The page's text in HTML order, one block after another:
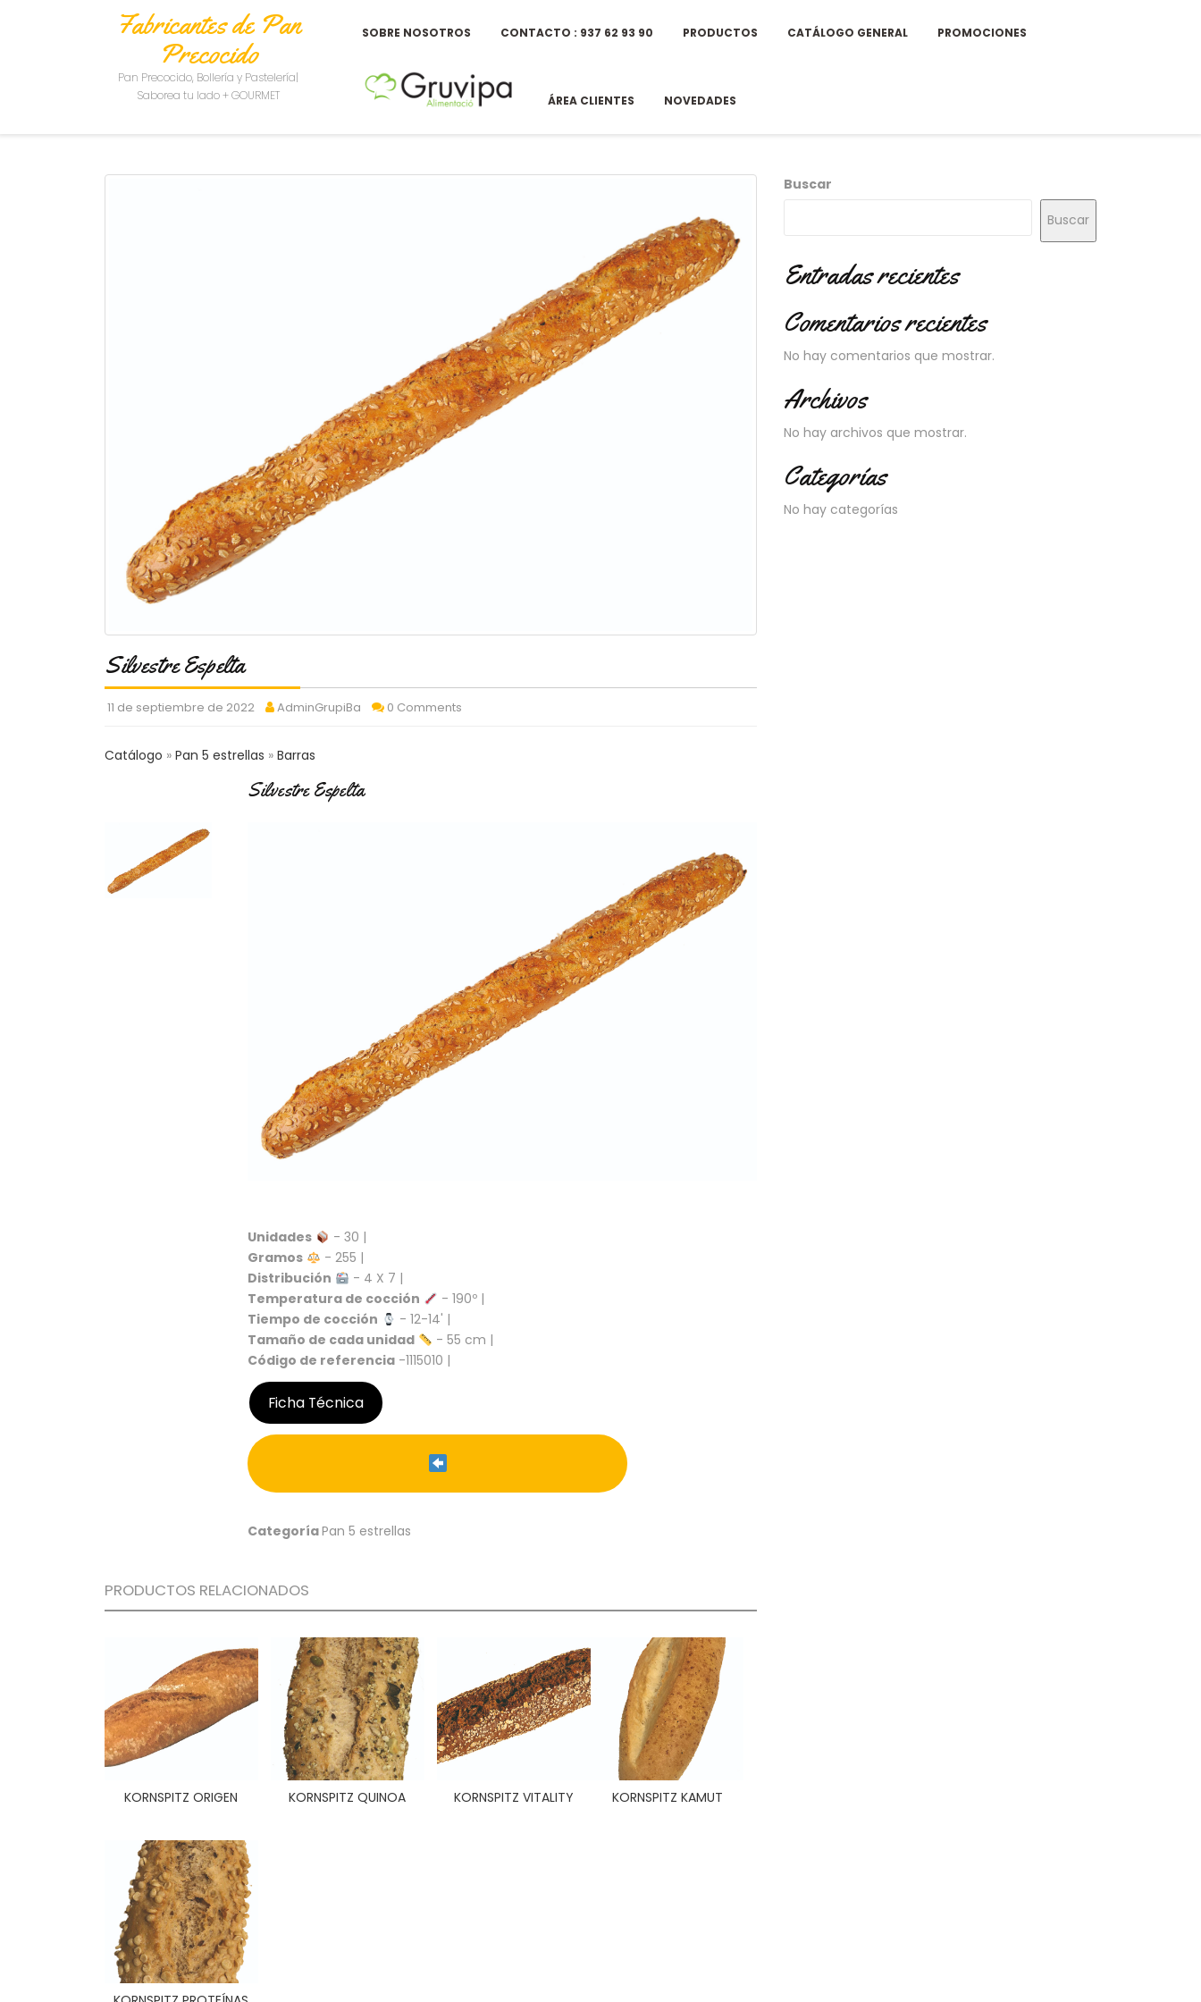
Fabricantes de Pan
Precocido
Pan Precocido, Bollería y Pastelería|
Saborea tu lado + GOURMET
SOBRE NOSOTROS CONTACTO : 937 62 93 90 PRODUCTOS CATÁLOGO GENERAL PROMOCIONES
ÁREA CLIENTES NOVEDADES
Silvestre Espelta
11 de septiembre de 2022 AdminGrupiBa 0 Comments
Catálogo Pan 5 estrellas Barras
Silvestre Espelta
Unidades
- 30 |
Gramos
- 255 |
Distribución
- 4 X 7 |
Temperatura de cocción
- 190º |
Tiempo de cocción
- 12-14' |
Tamaño de cada unidad
- 55 cm |
Código de referencia -1115010 |
Ficha Técnica
CategoríaPan 5 estrellas
PRODUCTOS RELACIONADOS
KORNSPITZ ORIGEN KORNSPITZ QUINOA KORNSPITZ VITALITY KORNSPITZ KAMUT
Buscar
Buscar
Entradas recientes
Comentarios recientes
No hay comentarios que mostrar.
Archivos
No hay archivos que mostrar.
Categorías
No hay categorías